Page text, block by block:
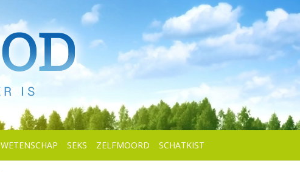
WETENSCHAP SEKS ZELFMOORD SCHATKIST